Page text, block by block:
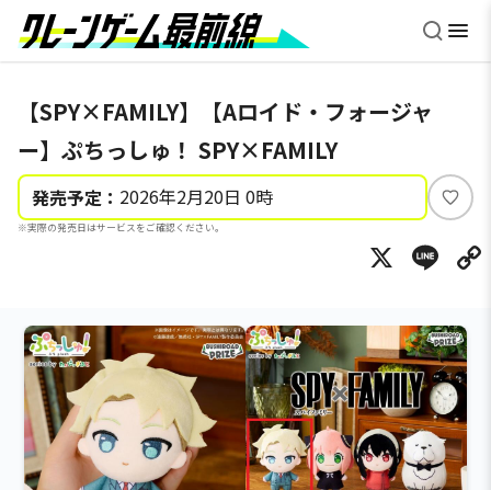
【SPY×FAMILY】【Aロイド・フォージャ
ー】ぷちっしゅ！ SPY×FAMILY
発売予定： 2026年2月20日 0時
※実際の発売日はサービスをご確認ください。
い
ね
X